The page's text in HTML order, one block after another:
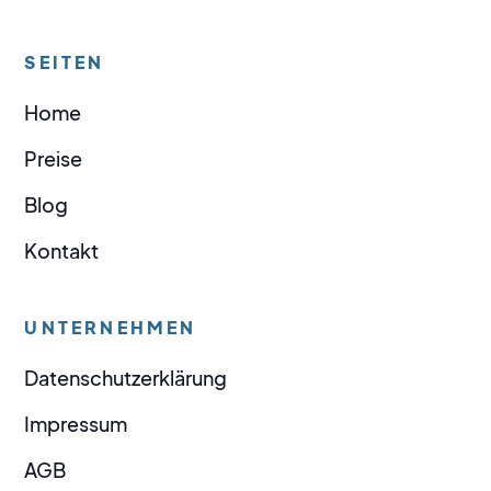
SEITEN
Home
Preise
Blog
Kontakt
UNTERNEHMEN
Datenschutzerklärung
Impressum
AGB